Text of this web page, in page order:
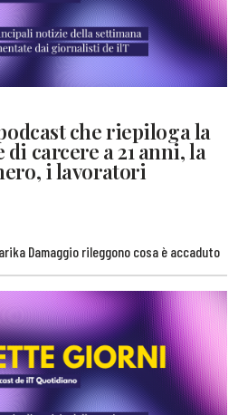
che riepiloga la
carcere a 21 anni, la
i lavoratori
Damaggio rileggono cosa è accaduto